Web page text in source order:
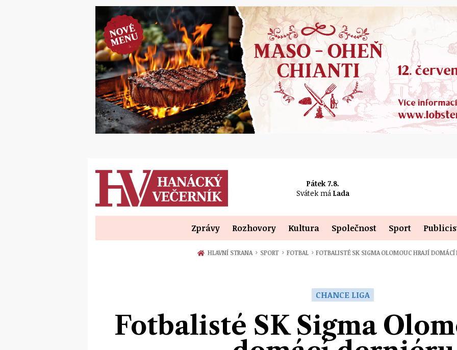
Pátek 7.8.
Svátek má Lada
Zprávy Rozhovory Kultura Společnost Sport
HLAVNÍ STRANA › SPORT › FOTBAL › FOTBALISTÉ SK SIGMA OLOMOUC HRAJÍ DOMÁCÍ
CHANCE LIGA
Fotbalisté SK Sigma